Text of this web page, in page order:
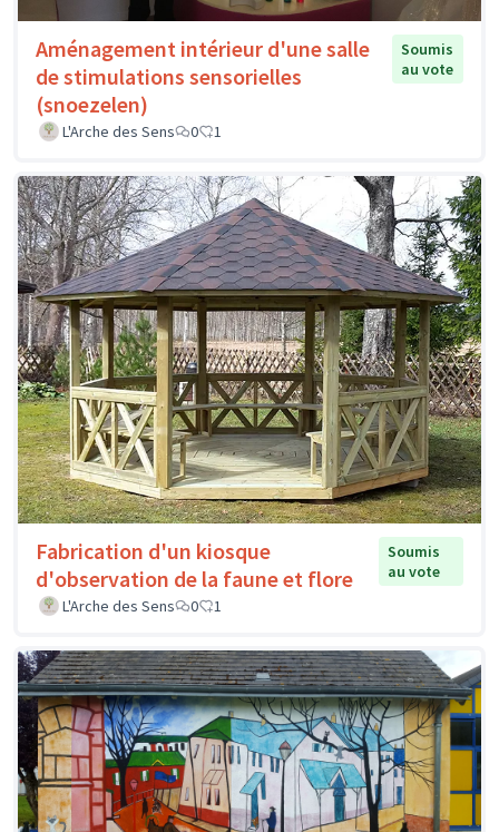
Aménagement intérieur d'une salle
de stimulations sensorielles
(snoezelen)
Soumis
au vote
L'Arche des Sens 0 1
Fabrication d'un kiosque
d'observation de la faune et flore
Soumis
au vote
L'Arche des Sens
0 1